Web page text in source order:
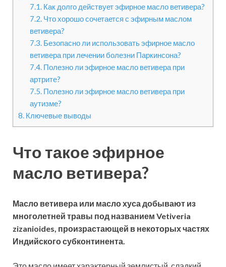
7.1.Как долго действует эфирное масло ветивера?
7.2.Что хорошо сочетается с эфирным маслом
ветивера?
7.3.Безопасно ли использовать эфирное масло
ветивера при лечении болезни Паркинсона?
7.4.Полезно ли эфирное масло ветивера при
артрите?
7.5.Полезно ли эфирное масло ветивера при
аутизме?
8. Ключевые выводы
Что такое эфирное
масло ветивера?
Масло ветивера или масло хуса добывают из
многолетней травы под названием Vetiveria
zizanioides, произрастающей в некоторых частях
Индийского субконтинента.